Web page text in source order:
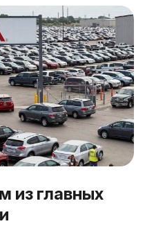
из главных